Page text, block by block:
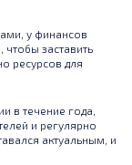
у финансов
заставить
ресурсов для
в течение года,
и регулярно
актуальным, и